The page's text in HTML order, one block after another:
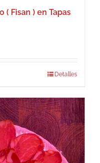
Fisan ) en Tapas
Detalles